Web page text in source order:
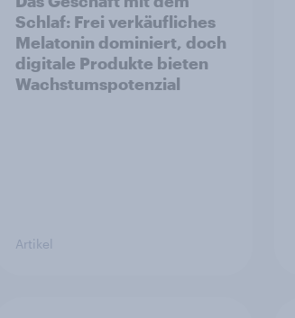
Schlaf: Frei verkäufliches
Melatonin dominiert, doch
digitale Produkte bieten
Wachstumspotenzial
Artikel